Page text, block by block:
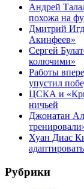
Андрей
похожа на
Дмитрий
Акинфеев»
Сергей
колючими»
Работы
упустил
ЦСКА и
ничьей
Джонатан
Хуан Диас
Рубрики